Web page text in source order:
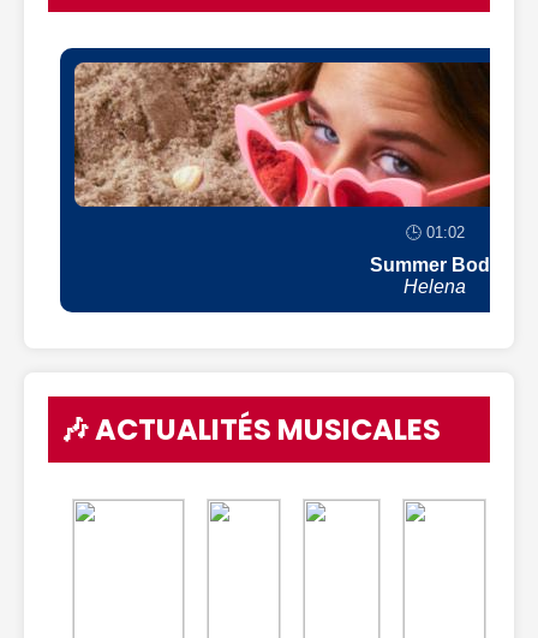
🕒 01:02
Summer Body
Helena
🎶 ACTUALITÉS MUSICALES